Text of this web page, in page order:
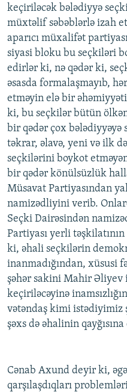
keçiriləcək bələdiyyə
müxtəlif səbəblərlə izah
aparıcı müxalifət
siyasi bloku bu seçkiləri
edirlər ki, nə qədər ki,
əsasda formalaşmayıb,
etməyin elə bir
ki, bu seçkilər bütün
bir qədər çox
təkrar, əlavə, yeni və ilk
seçkilərini boykot
bir qədər könülsüzlük
Müsavat Partiyasından
namizədliyini verib.
Seçki Dairəsindən
Partiyası yerli
ki, əhali seçkilərin
inanmadığından, xüsusi
şəhər sakini Mahir
keçiriləcəyinə
vətəndaş kimi istədiyimiz
şəxs də əhalinin
Cənab Axund deyir ki,
qarşılaşdıqları